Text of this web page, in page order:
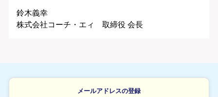
鈴木義幸
株式会社コーチ・エィ 取締役 会長
メールアドレスの登録